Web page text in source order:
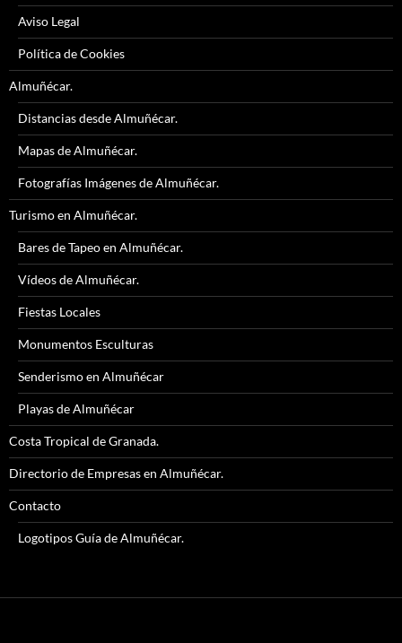
Aviso Legal
Política de Cookies
Almuñécar.
Distancias desde Almuñécar.
Mapas de Almuñécar.
Fotografías Imágenes de Almuñécar.
Turismo en Almuñécar.
Bares de Tapeo en Almuñécar.
Vídeos de Almuñécar.
Fiestas Locales
Monumentos Esculturas
Senderismo en Almuñécar
Playas de Almuñécar
Costa Tropical de Granada.
Directorio de Empresas en Almuñécar.
Contacto
Logotipos Guía de Almuñécar.